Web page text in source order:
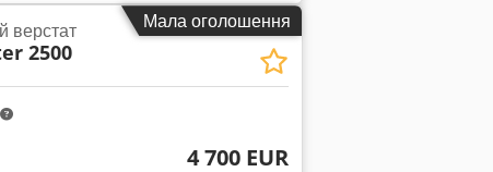
Мала оголошення
верстат
2500
4 700 EUR